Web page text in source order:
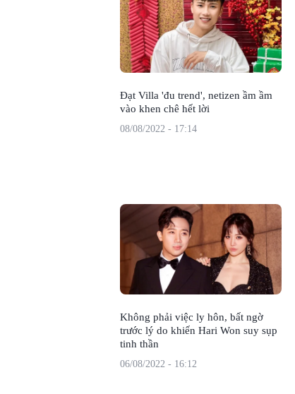
Đạt Villa 'đu trend', netizen ầm ầm
vào khen chê hết lời
08/08/2022 - 17:14
Không phải việc ly hôn, bất ngờ
trước lý do khiến Hari Won suy sụp
tinh thần
06/08/2022 - 16:12